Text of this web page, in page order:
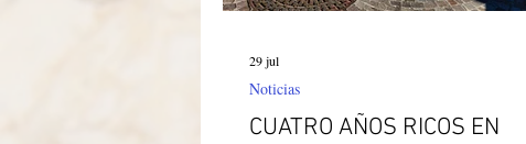
CUATRO AÑOS RICOS EN
Noticias
29 jul